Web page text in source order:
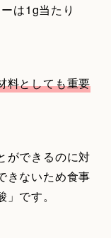
は1g当たり
料としても重要
ができるのに対
きないため食事
です。